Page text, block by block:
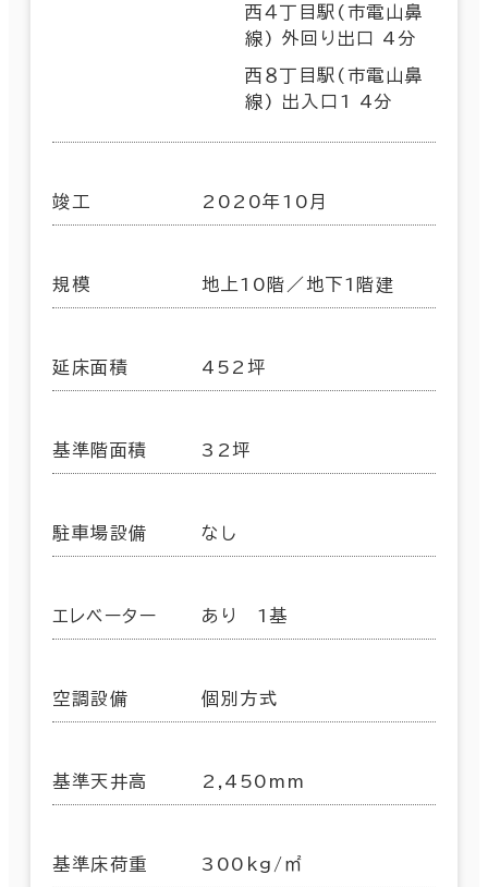
西４丁目駅(市電山鼻
線) 外回り出口 4分
西８丁目駅(市電山鼻
線) 出入口1 4分
竣工 2020年10月
規模 地上10階／地下1階建
延床面積 452坪
基準階面積 32坪
駐車場設備 なし
エレベーター あり 1基
空調設備 個別方式
基準天井高 2,450mm
基準床荷重 300kg/㎡